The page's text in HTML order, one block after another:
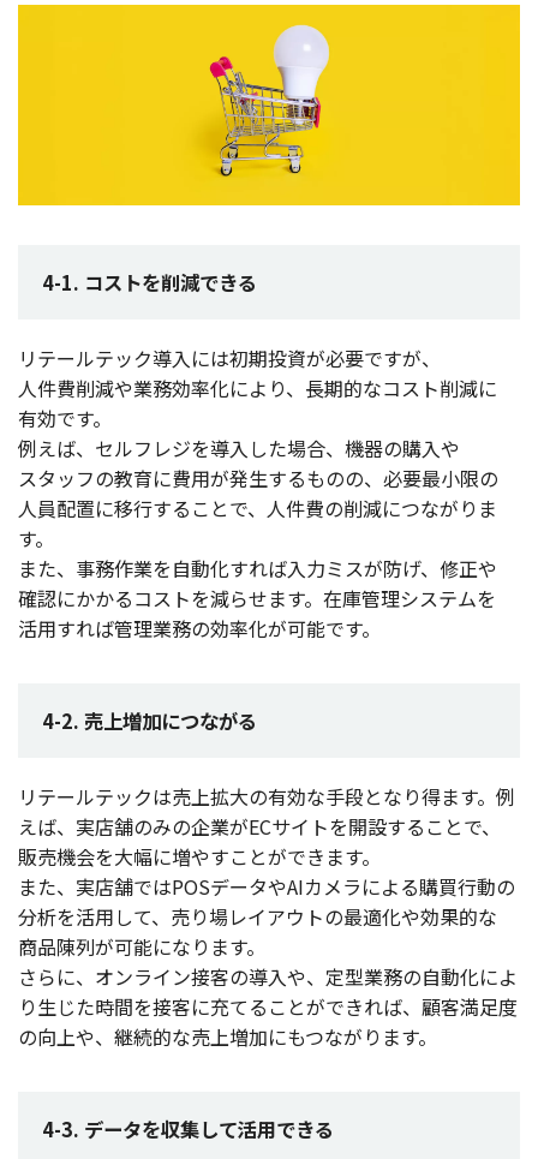
4-1. コストを削減できる
リテールテック導入には初期投資が必要ですが、
人件費削減や業務効率化により、 長期的なコスト削減に
有効です。
例えば、 セルフレジを導入した場合、 機器の購入や
スタッフの教育に費用が発生するものの、 必要最小限の
人員配置に移行することで、 人件費の削減につながりま
す。
また、 事務作業を自動化すれば入力ミスが防げ、 修正や
確認にかかるコストを減らせます。 在庫管理システムを
活用すれば管理業務の効率化が可能です。
4-2. 売上増加につながる
リテールテックは売上拡大の有効な手段となり得ます。例
えば、 実店舗のみの企業がECサイトを開設することで、
販売機会を大幅に増やすことができます。
また、 実店舗ではPOSデータやAIカメラによる購買行動の
分析を活用して、売り場レイアウトの最適化や効果的な
商品陳列が可能になります。
さらに、 オンライン接客の導入や、 定型業務の自動化によ
り生じた時間を接客に充てることができれば、 顧客満足度
の向上や、 継続的な売上増加にもつながります。
4-3. データを収集して活用できる